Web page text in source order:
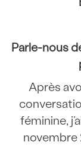
Parle-nous
Après
féminine,
novembre